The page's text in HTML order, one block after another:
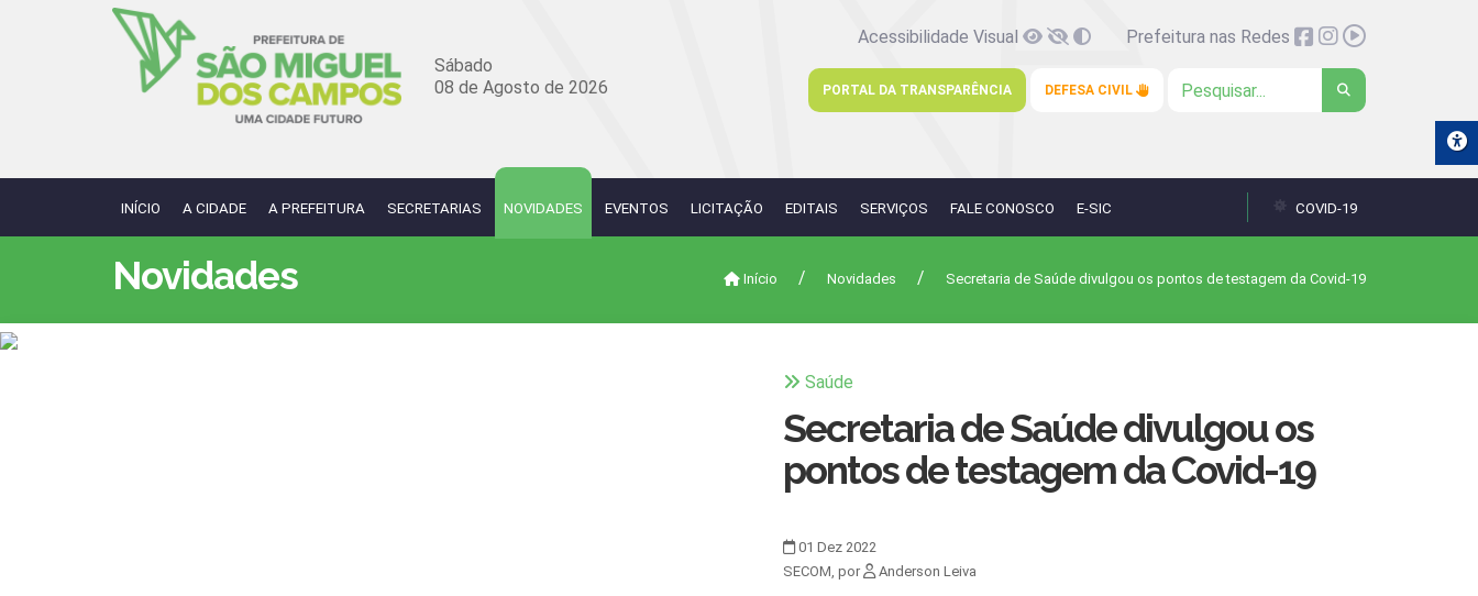
Sábado
08 de Agosto de 2026
Acessibilidade Visual Prefeitura nas Redes
PORTAL DA TRANSPARÊNCIA DEFESA CIVIL
INÍCIO A CIDADE A PREFEITURA SECRETARIAS NOVIDADES EVENTOS LICITAÇÃO EDITAIS SERVIÇOS FALE CONOSCO E-SIC COVID-19
Novidades Início Novidades Secretaria de Saúde divulgou os pontos de testagem da Covid-19
Saúde
Secretaria de Saúde divulgou os
pontos de testagem da Covid-19
01 Dez 2022
SECOM, por
Anderson Leiva